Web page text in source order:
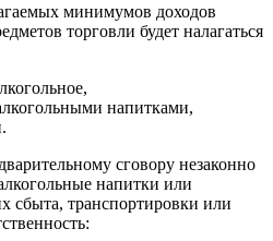
минимумов доходов
торговли будет налагаться
напитками,
сговору незаконно
напитки или
сбыта, транспортировки или